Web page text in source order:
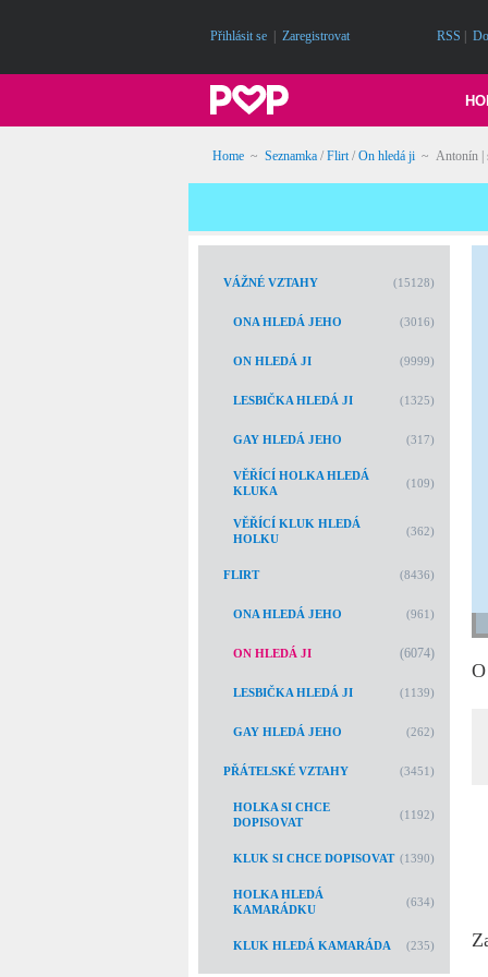
Přihlásit se Zaregistrovat RSS
Home ~ Seznamka / Flirt/ On hledá ji ~ Antonín |
VÁŽNÉ VZTAHY (15128)
ONA HLEDÁ JEHO (3016)
ON HLEDÁ JI (9999)
LESBIČKA HLEDÁ JI (1325)
GAY HLEDÁ JEHO (317)
VĚŘÍCÍ HOLKA HLEDÁ
KLUKA
(109)
VĚŘÍCÍ KLUK HLEDÁ
HOLKU
(362)
FLIRT (8436)
ONA HLEDÁ JEHO (961)
ON HLEDÁ JI (6074)
LESBIČKA HLEDÁ JI (1139)
GAY HLEDÁ JEHO (262)
PŘÁTELSKÉ VZTAHY (3451)
HOLKA SI CHCE
DOPISOVAT
(1192)
KLUK SI CHCE DOPISOVAT (1390)
HOLKA HLEDÁ
KAMARÁDKU
(634)
KLUK HLEDÁ KAMARÁDA (235)